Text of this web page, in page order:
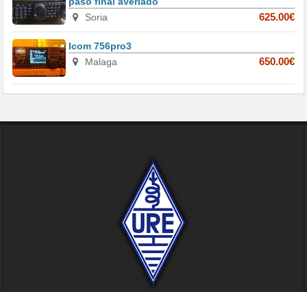
Soria
625.00€
Icom 756pro3
Malaga
650.00€